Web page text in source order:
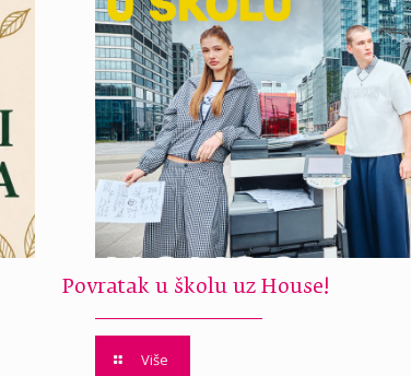
Povratak u školu uz House!
Više